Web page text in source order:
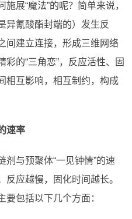
展“魔法”的呢？简单来说，
异氰酸酯封端的）发生反
间建立连接，形成三维网络
的“三角恋”，反应活性、固
相互影响，相互制约，构成
速率
剂与预聚体“一见钟情”的速
应越慢，固化时间越长。
要包括以下几个方面：